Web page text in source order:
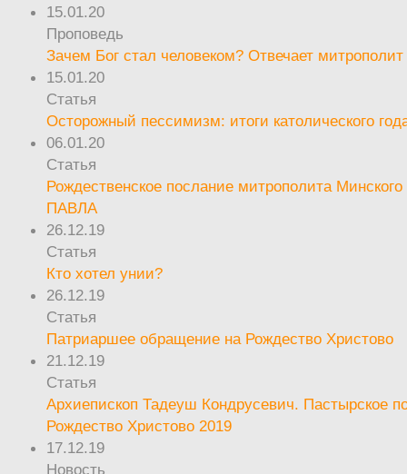
15.01.20
Проповедь
Зачем Бог стал человеком? Отвечает
15.01.20
Статья
Осторожный пессимизм: итоги католического
06.01.20
Статья
Рождественское послание митрополита Минского
ПАВЛА
26.12.19
Статья
Кто хотел унии?
26.12.19
Статья
Патриаршее обращение на Рождество Христово
21.12.19
Статья
Архиепископ Тадеуш Кондрусевич. Пастырское
Рождество Христово 2019
17.12.19
Новость